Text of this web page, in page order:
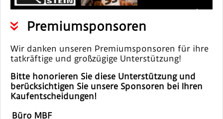
Premiumsponsoren
Wir danken unseren Premiumsponsoren für ihre
tatkräftige und großzügige Unterstützung!
Bitte honorieren Sie diese Unterstützung und
berücksichtigen Sie unsere Sponsoren bei Ihren
Kaufentscheidungen!
Büro MBF